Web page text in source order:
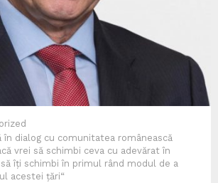
în dialog cu comunitatea românească
vrei să schimbi ceva cu adevărat în
îți schimbi în primul rând modul de a
acestei țări“